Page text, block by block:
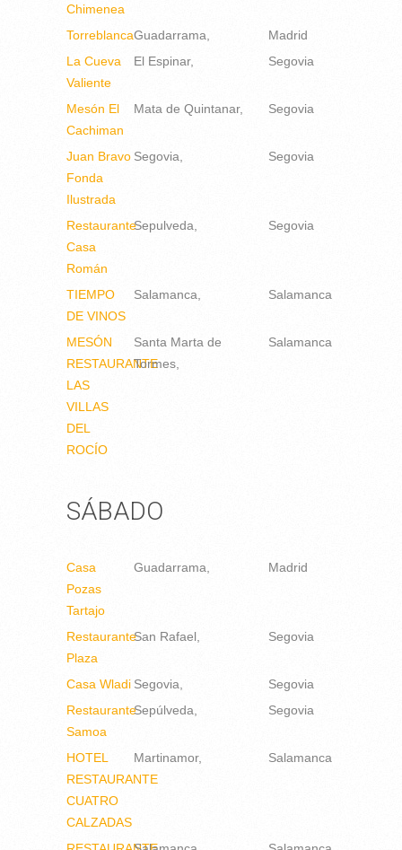
Chimenea
TorreblancaGuadarrama
Madrid
La Cueva
Valiente
El Espinar Segovia
Mesón El
Cachiman
Mata de Quintanar Segovia
Juan Bravo
Fonda
Ilustrada
Segovia Segovia
Restaurante
Casa
Román
Sepulveda Segovia
TIEMPO
DE VINOS
Salamanca Salamanca
MESÓN
RESTAURANTE
LAS
VILLAS
DEL
ROCÍO
Santa Marta de
Tormes
Salamanca
SÁBADO
Casa
Pozas
Tartajo
Guadarrama Madrid
Restaurante
Plaza
San Rafael Segovia
Casa Wladi Segovia
Segovia
Restaurante
Samoa
Sepúlveda Segovia
HOTEL
RESTAURANTE
CUATRO
CALZADAS
Martinamor Salamanca